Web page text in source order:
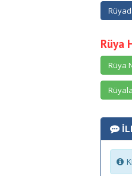
Rüya
Rüya